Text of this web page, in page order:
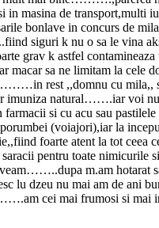
in masina de transport,multi
bonlave in concurs de
siguri k nu o sa le vina
grav k astfel contamineaza
macar sa ne limitam la cele
rest ,,domnu cu mila,,
imuniza natural…….iar voi nu
farmacii si cu acu sau pastilele
(voiajori),iar la
foarte atent la tot ceea
saracii pentru toate nimicurile
m.am hotarat
lu dzeu nu mai am de ani
cei mai frumosi si mai